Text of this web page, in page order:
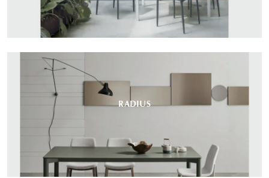
RADIUS